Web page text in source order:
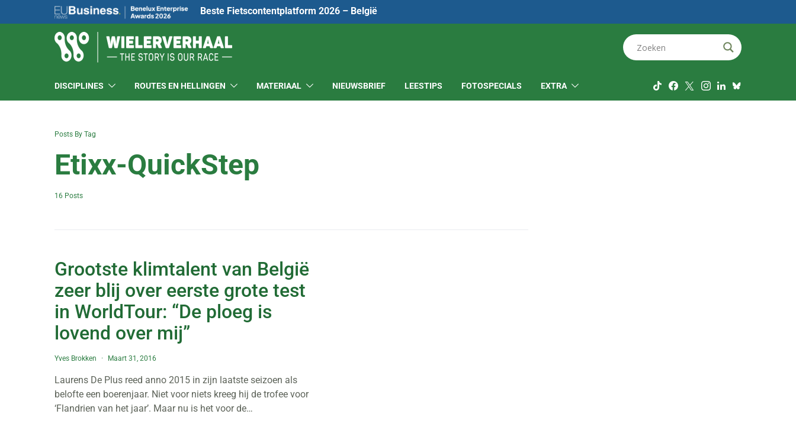
Beste Fietscontentplatform 2026 – België
DISCIPLINES ROUTES EN HELLINGEN MATERIAAL NIEUWSBRIEF LEESTIPS FOTOSPECIALS EXTRA
Posts By Tag
Etixx-QuickStep
16 Posts
Grootste klimtalent van België
zeer blij over eerste grote test
in WorldTour: “De ploeg is
lovend over mij”
Yves Brokken Maart 31, 2016
Laurens De Plus reed anno 2015 in zijn laatste seizoen als
belofte een boerenjaar. Niet voor niets kreeg hij de trofee voor
‘Flandrien van het jaar’. Maar nu is het voor de…